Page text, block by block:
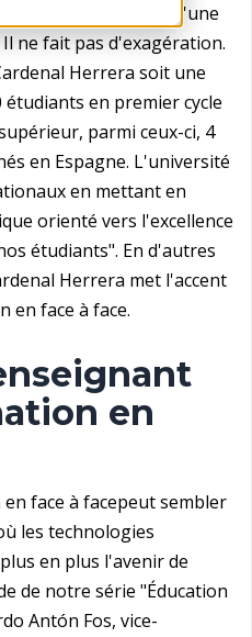
de bienvenue d'une
ne fait pas d'exagération.
Herrera soit une
en premier cycle
parmi ceux-ci, 4
en Espagne. L'université
en mettant en
orienté vers l'excellence
étudiants". En d'autres
Herrera met l'accent
en face à face.
en
face à facepeut sembler
les technologies
en plus l'avenir de
de notre série "Éducation
Antón Fos, vice-